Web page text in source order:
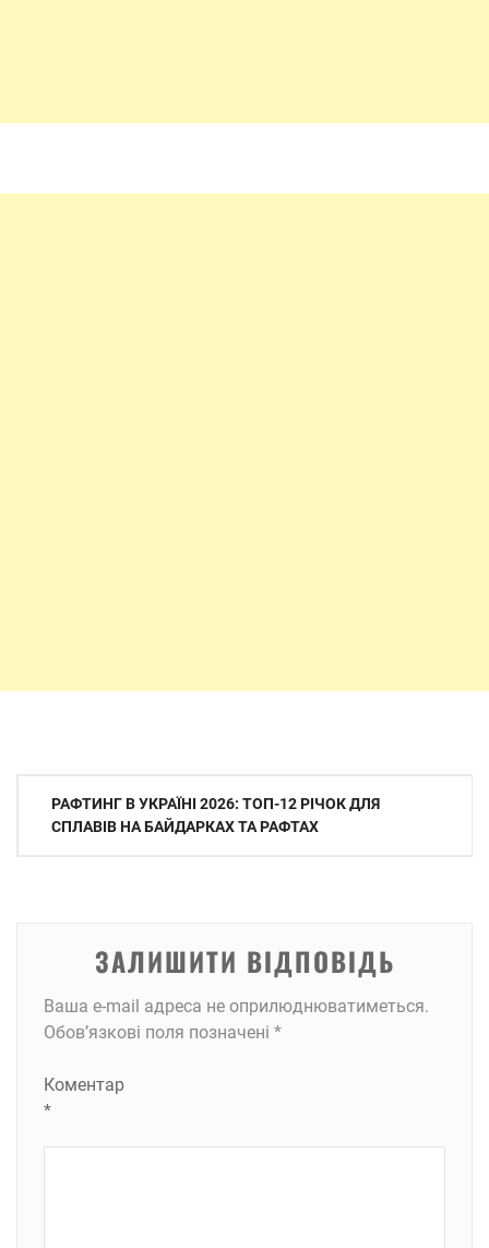
Навігація
записів
РАФТИНГ В УКРАЇНІ 2026: ТОП-12 РІЧОК ДЛЯ
СПЛАВІВ НА БАЙДАРКАХ ТА РАФТАХ
ЗАЛИШИТИ ВІДПОВІДЬ
Ваша e-mail адреса не оприлюднюватиметься.
Обов’язкові поля позначені *
Коментар
*